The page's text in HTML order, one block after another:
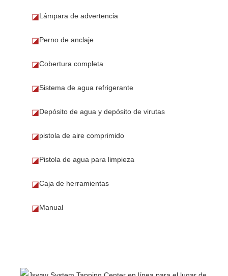
◪Lámpara de advertencia
◪Perno de anclaje
◪Cobertura completa
◪Sistema de agua refrigerante
◪Depósito de agua y depósito de virutas
◪pistola de aire comprimido
◪Pistola de agua para limpieza
◪Caja de herramientas
◪Manual